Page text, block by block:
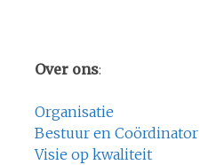
Over ons:
Organisatie
Bestuur en Coördinator
Visie op kwaliteit